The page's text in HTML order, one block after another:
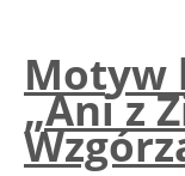
Motyw
„Ani z